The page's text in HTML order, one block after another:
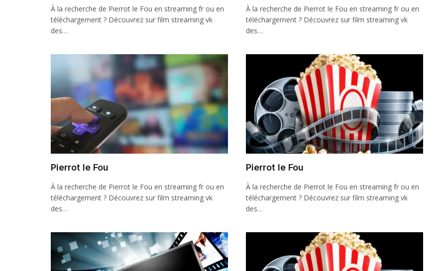
À la recherche de Pierrot le Fou en streaming fr ou en
téléchargement ? Découvrez sur film streaming vk
des…
À la recherche de Pierrot le Fou en streaming fr ou en
téléchargement ? Découvrez sur film streaming vk
des…
Pierrot le Fou
À la recherche de Pierrot le Fou en streaming fr ou en
téléchargement ? Découvrez sur film streaming vk
des…
Pierrot le Fou
À la recherche de Pierrot le Fou en streaming fr ou en
téléchargement ? Découvrez sur film streaming vk
des…